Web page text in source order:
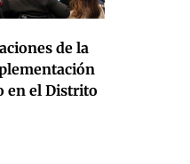
de la
en el Distrito